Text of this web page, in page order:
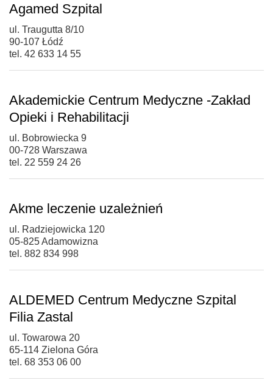
Agamed Szpital
ul. Traugutta 8/10
90-107 Łódź
tel. 42 633 14 55
Akademickie Centrum Medyczne -Zakład
Opieki i Rehabilitacji
ul. Bobrowiecka 9
00-728 Warszawa
tel. 22 559 24 26
Akme leczenie uzależnień
ul. Radziejowicka 120
05-825 Adamowizna
tel. 882 834 998
ALDEMED Centrum Medyczne Szpital
Filia Zastal
ul. Towarowa 20
65-114 Zielona Góra
tel. 68 353 06 00